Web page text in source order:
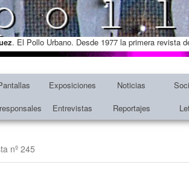
. El Pollo Urbano. Desde 1977 la primera revista
Exposiciones Noticias
Entrevistas Reportajes
nº 245